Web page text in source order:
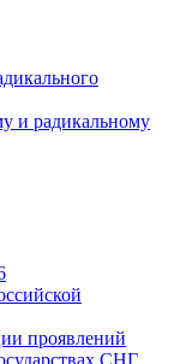
и радикальному
проявлений
СНГ